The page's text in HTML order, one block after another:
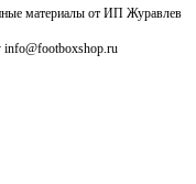
материалы от ИП Журавлев
info@footboxshop.ru